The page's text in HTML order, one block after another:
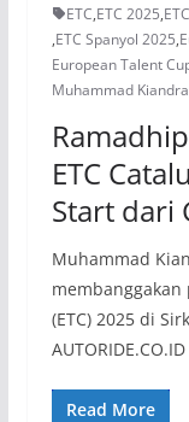
ETC,ETC 2025,
,ETC Spanyol 2025,
European Talent
Muhammad
ETC
Start dari
Muhammad
membanggakan
(ETC) 2025 di
Read More